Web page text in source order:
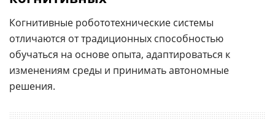
Когнитивные робототехнические системы
отличаются от традиционных способностью
обучаться на основе опыта, адаптироваться к
изменениям среды и принимать автономные
решения.